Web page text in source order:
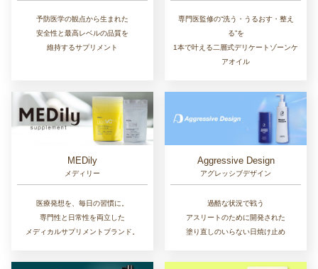
予防医学の観点から生まれた
安全性と最高レベルの品質を
維持するサプリメント
専門医監修の“洗う・うるおす・整え
る”を
1本で叶える二層式デリケートゾーンケ
アオイル
MEDily
メディリー
医療発想を、毎日の習慣に。
専門性と日常性を両立した
メディカルサプリメントブランド。
Aggressive Design
アグレッシブデザイン
過酷な状況で戦う
アスリートのために開発された
塗り直しのいらない日焼け止め